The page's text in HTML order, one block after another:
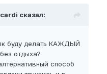
сказал:
буду делать КАЖДЫЙ
отдыха?
способ